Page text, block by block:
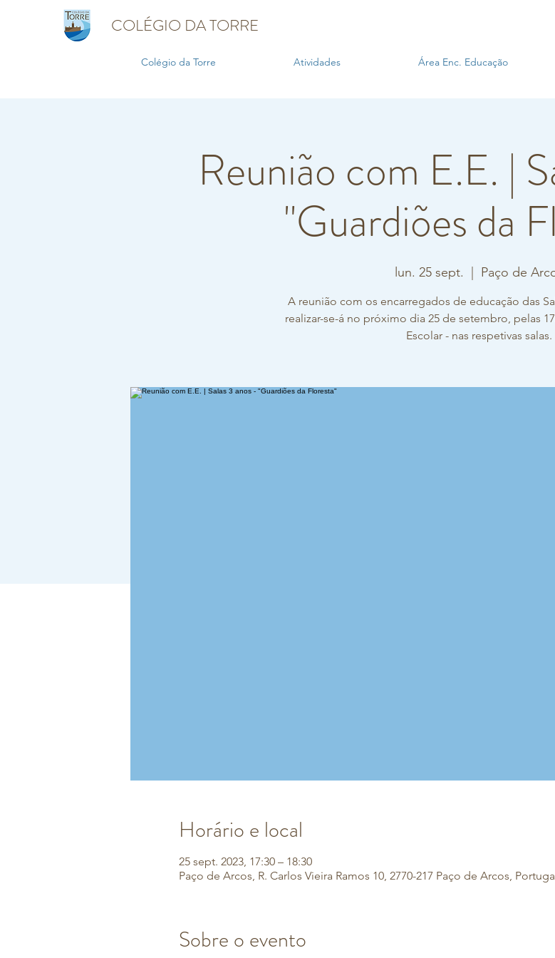
COLÉGIO DA TORRE
Colégio da Torre Atividades Área Enc. Educação
Reunião com E.E. |
"Guardiões da
lun. 25 sept. Paço de
A reunião com os encarregados de educação das
realizar-se-á no próximo dia 25 de setembro, pelas
Horário e local
25 sept. 2023, 17:30 – 18:30
Paço de Arcos, R. Carlos Vieira Ramos 10, 2770-217 Paço de Arcos,
Sobre o evento